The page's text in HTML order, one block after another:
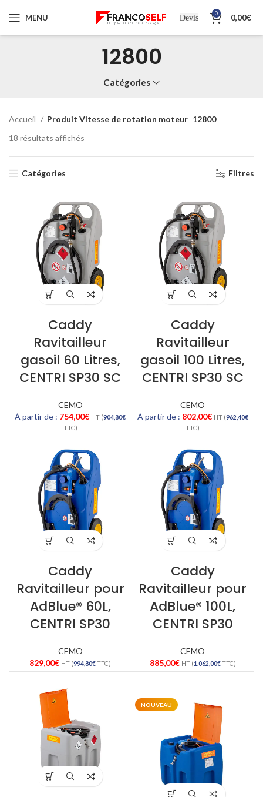
MENU Devis 0 0,00€
12800
Catégories
Accueil Produit Vitesse de rotation moteur 12800
18 résultats affichés
Catégories Filtres
Caddy
Ravitailleur
gasoil 60 Litres,
CENTRI SP30 SC
CEMO
À partir de : 754,00€ HT (904,80€
TTC)
Caddy
Ravitailleur
gasoil 100 Litres,
CENTRI SP30 SC
CEMO
À partir de : 802,00€ HT (962,40€
TTC)
Caddy
Ravitailleur pour
AdBlue® 60L,
CENTRI SP30
CEMO
829,00€ HT (994,80€TTC)
Caddy
Ravitailleur pour
AdBlue® 100L,
CENTRI SP30
CEMO
885,00€ HT (1.062,00€TTC)
NOUVEAU